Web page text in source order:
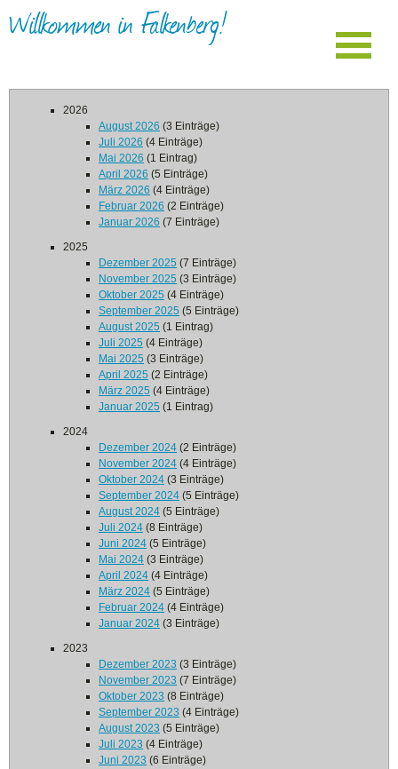
Willkommen in Falkenberg!
2026
August 2026 (3 Einträge)
Juli 2026 (4 Einträge)
Mai 2026 (1 Eintrag)
April 2026 (5 Einträge)
März 2026 (4 Einträge)
Februar 2026 (2 Einträge)
Januar 2026 (7 Einträge)
2025
Dezember 2025 (7 Einträge)
November 2025 (3 Einträge)
Oktober 2025 (4 Einträge)
September 2025 (5 Einträge)
August 2025 (1 Eintrag)
Juli 2025 (4 Einträge)
Mai 2025 (3 Einträge)
April 2025 (2 Einträge)
März 2025 (4 Einträge)
Januar 2025 (1 Eintrag)
2024
Dezember 2024 (2 Einträge)
November 2024 (4 Einträge)
Oktober 2024 (3 Einträge)
September 2024 (5 Einträge)
August 2024 (5 Einträge)
Juli 2024 (8 Einträge)
Juni 2024 (5 Einträge)
Mai 2024 (3 Einträge)
April 2024 (4 Einträge)
März 2024 (5 Einträge)
Februar 2024 (4 Einträge)
Januar 2024 (3 Einträge)
2023
Dezember 2023 (3 Einträge)
November 2023 (7 Einträge)
Oktober 2023 (8 Einträge)
September 2023 (4 Einträge)
August 2023 (5 Einträge)
Juli 2023 (4 Einträge)
Juni 2023 (6 Einträge)